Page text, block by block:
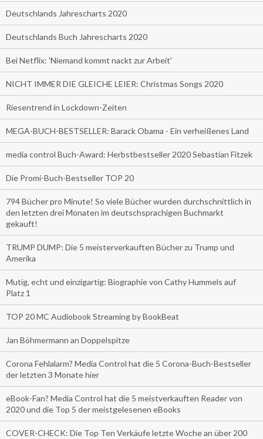
Deutschlands Jahrescharts 2020
Deutschlands Buch Jahrescharts 2020
Bei Netflix: 'Niemand kommt nackt zur Arbeit'
NICHT IMMER DIE GLEICHE LEIER: Christmas Songs 2020
Riesentrend in Lockdown-Zeiten
MEGA-BUCH-BESTSELLER: Barack Obama - Ein verheißenes Land
media control Buch-Award: Herbstbestseller 2020 Sebastian Fitzek
Die Promi-Buch-Bestseller TOP 20
794 Bücher pro Minute! So viele Bücher wurden durchschnittlich in
den letzten drei Monaten im deutschsprachigen Buchmarkt
gekauft!
TRUMP DUMP: Die 5 meisterverkauften Bücher zu Trump und
Amerika
Mutig, echt und einzigartig: Biographie von Cathy Hummels auf
Platz 1
TOP 20 MC Audiobook Streaming by BookBeat
Jan Böhmermann an Doppelspitze
Corona Fehlalarm? Media Control hat die 5 Corona-Buch-Bestseller
der letzten 3 Monate hier
eBook-Fan? Media Control hat die 5 meistverkauften Reader von
2020 und die Top 5 der meistgelesenen eBooks
COVER-CHECK: Die Top Ten Verkäufe letzte Woche an über 200